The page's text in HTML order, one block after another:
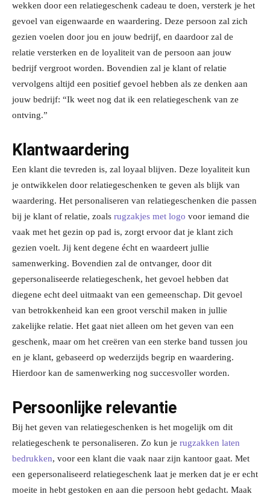
wekken door een relatiegeschenk cadeau te doen, versterk je het
gevoel van eigenwaarde en waardering. Deze persoon zal zich
gezien voelen door jou en jouw bedrijf, en daardoor zal de
relatie versterken en de loyaliteit van de persoon aan jouw
bedrijf vergroot worden. Bovendien zal je klant of relatie
vervolgens altijd een positief gevoel hebben als ze denken aan
jouw bedrijf: “Ik weet nog dat ik een relatiegeschenk van ze
ontving.”
Klantwaardering
Een klant die tevreden is, zal loyaal blijven. Deze loyaliteit kun
je ontwikkelen door relatiegeschenken te geven als blijk van
waardering. Het personaliseren van relatiegeschenken die passen
bij je klant of relatie, zoals rugzakjes met logo voor iemand die
vaak met het gezin op pad is, zorgt ervoor dat je klant zich
gezien voelt. Jij kent degene écht en waardeert jullie
samenwerking. Bovendien zal de ontvanger, door dit
gepersonaliseerde relatiegeschenk, het gevoel hebben dat
diegene echt deel uitmaakt van een gemeenschap. Dit gevoel
van betrokkenheid kan een groot verschil maken in jullie
zakelijke relatie. Het gaat niet alleen om het geven van een
geschenk, maar om het creëren van een sterke band tussen jou
en je klant, gebaseerd op wederzijds begrip en waardering.
Hierdoor kan de samenwerking nog succesvoller worden.
Persoonlijke relevantie
Bij het geven van relatiegeschenken is het mogelijk om dit
relatiegeschenk te personaliseren. Zo kun je rugzakken laten
bedrukken, voor een klant die vaak naar zijn kantoor gaat. Met
een gepersonaliseerd relatiegeschenk laat je merken dat je er echt
moeite in hebt gestoken en aan die persoon hebt gedacht. Maak